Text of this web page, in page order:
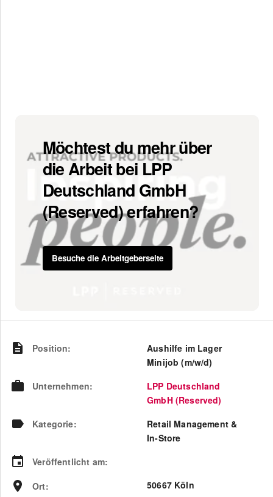
Möchtest du mehr über
die Arbeit bei LPP
Deutschland GmbH
(Reserved) erfahren?
Besuche die Arbeitgeberseite
Position:
Aushilfe im Lager
Minijob (m/w/d)
Unternehmen:
LPP Deutschland
GmbH (Reserved)
Kategorie:
Retail Management &
In-Store
Veröffentlicht am:
Ort: 50667 Köln